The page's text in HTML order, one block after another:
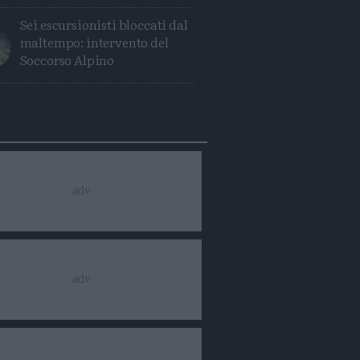
Sei escursionisti bloccati dal
maltempo: intervento del
Soccorso Alpino